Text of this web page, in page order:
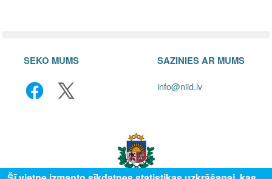
SEKO MUMS SAZINIES AR MUMS
info@niid.lv